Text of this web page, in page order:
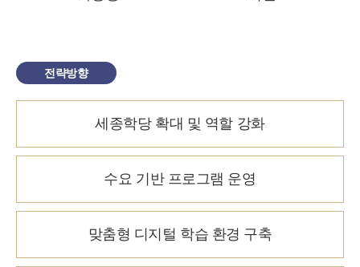
전략방향
세종학당 확대 및 역할 강화
수요 기반 프로그램 운영
맞춤형 디지털 학습 환경 구축